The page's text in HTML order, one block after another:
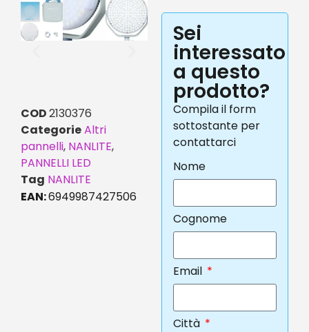
COD2130376
CategorieAltri
pannelli, NANLITE,
PANNELLI LED
Tag NANLITE
EAN:6949987427506
Sei
interessato
a questo
prodotto?
Compila il form
sottostante per
contattarci
Nome
Cognome
Email
Città